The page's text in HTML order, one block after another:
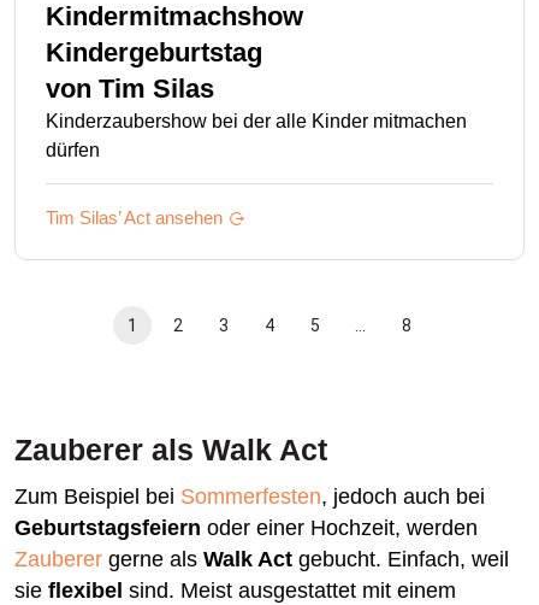
Kindermitmachshow
Kindergeburtstag
von Tim Silas
Kinderzaubershow bei der alle Kinder mitmachen
dürfen
Tim Silas’Act ansehen
1 2 3 4 5 … 8
Zauberer als Walk Act
Zum Beispiel bei Sommerfesten, jedoch auch bei
Geburtstagsfeiern oder einer Hochzeit, werden
Zauberer gerne als Walk Act gebucht. Einfach, weil
sie flexibel sind. Meist ausgestattet mit einem